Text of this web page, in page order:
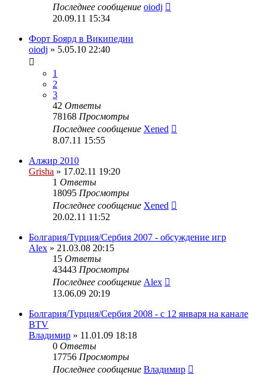
Последнее сообщение oiodj
20.09.11 15:34
Форт Боярд в Википедии
oiodj » 5.05.10 22:40
1
2
3
42 Ответы
78168 Просмотры
Последнее сообщение Xened
8.07.11 15:55
Алжир 2010
Grisha » 17.02.11 19:20
1 Ответы
18095 Просмотры
Последнее сообщение Xened
20.02.11 11:52
Болгария/Турция/Сербия 2007 - обсуждение игр
Alex » 21.03.08 20:15
15 Ответы
43443 Просмотры
Последнее сообщение Alex
13.06.09 20:19
Болгария/Турция/Сербия 2008 - c 12 января на канале
BTV
Владимир » 11.01.09 18:18
0 Ответы
17756 Просмотры
Последнее сообщение Владимир